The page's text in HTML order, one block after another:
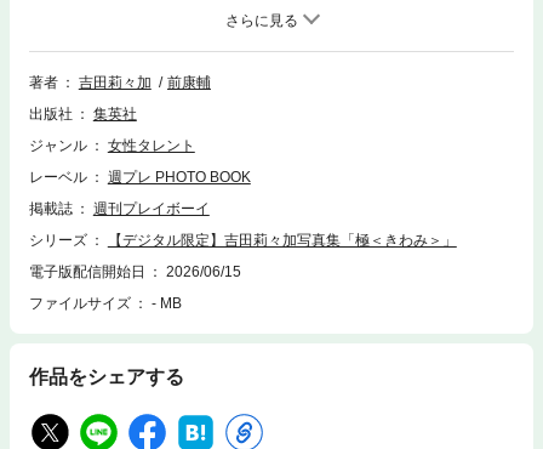
ィでグラビア界を騒がせる元タカラジェンヌ・吉田莉々加がワイルドにギ
ラギラと、大胆すぎる姿を初披露！ どこから撮ってもパーフェクトすぎる
彼女の美しさを5着の衣装で存分に撮影。セクシーでカッコよくあでやか
に。美脚も美尻も美バストも美フェイスも堪能できる一冊。これぞまさに
著者 吉田莉々加
前康輔
出版社
集英社
ジャンル
女性タレント
レーベル
週プレ PHOTO BOOK
掲載誌
週刊プレイボーイ
シリーズ
【デジタル限定】吉田莉々加写真集「極＜きわみ＞」
電子版配信開始日
2026/06/15
ファイルサイズ
- MB
作品をシェアする